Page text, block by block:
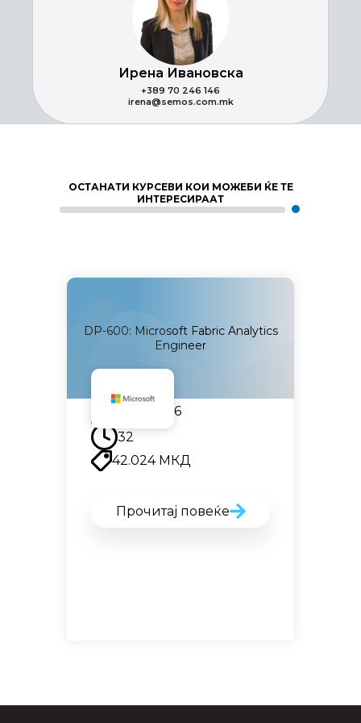
Ирена Ивановска
+389 70 246 146
irena@semos.com.mk
ОСТАНАТИ КУРСЕВИ КОИ МОЖЕБИ ЌЕ ТЕ
ИНТЕРЕСИРААТ
DP-600: Microsoft Fabric Analytics
Engineer
14.09.2026
32
42.024МКД
Прочитај повеќе